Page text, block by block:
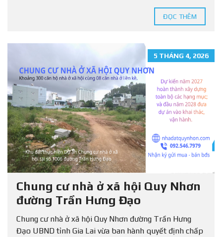
ĐỌC THÊM
5 THÁNG 4, 2026
Chung cư nhà ở xã hội Quy Nhơn
đường Trần Hưng Đạo
Chung cư nhà ở xã hội Quy Nhơn đường Trần Hưng
Đạo UBND tỉnh Gia Lai vừa ban hành quyết định chấp